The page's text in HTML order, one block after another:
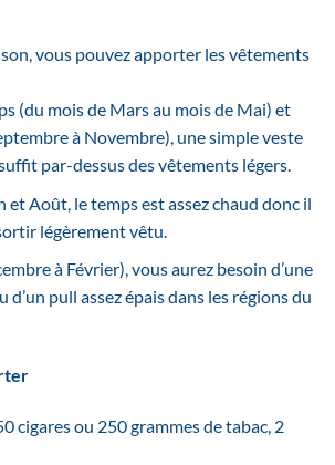
vous pouvez apporter les vêtements
(du mois de Mars au mois de Mai) et
à Novembre), une simple veste
par-dessus des vêtements légers.
et Août, le temps est assez chaud donc il
légèrement vêtu.
à Février), vous aurez besoin d’une
d’un pull assez épais dans les régions du
cigares ou 250 grammes de tabac, 2